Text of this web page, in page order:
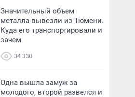
Значительный объем
металла вывезли из Тюмени.
Куда его транспортировали и
зачем
34 330
Одна вышла замуж за
молодого, второй развелся и